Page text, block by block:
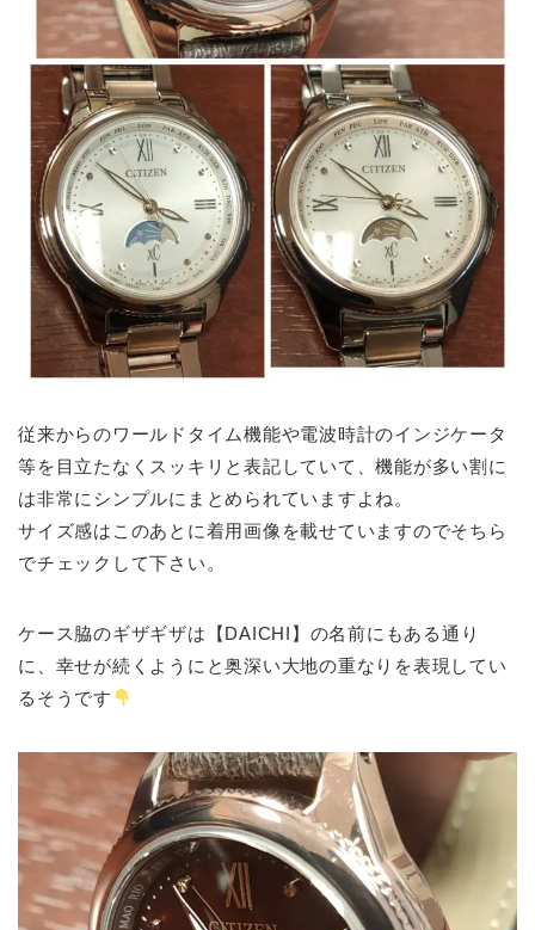
従来からのワールドタイム機能や電波時計のインジケータ
等を目立たなくスッキリと表記していて、機能が多い割に
は非常にシンプルにまとめられていますよね。
サイズ感はこのあとに着用画像を載せていますのでそちら
でチェックして下さい。
ケース脇のギザギザは【DAICHI】の名前にもある通り
に、幸せが続くようにと奥深い大地の重なりを表現してい
るそうです